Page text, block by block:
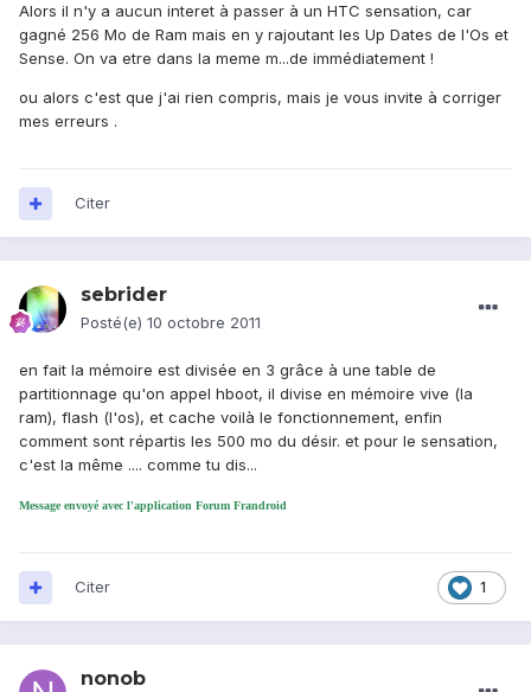
Alors il n'y a aucun interet à passer à un HTC sensation, car
gagné 256 Mo de Ram mais en y rajoutant les Up Dates de l'Os et
Sense. On va etre dans la meme m...de immédiatement !
ou alors c'est que j'ai rien compris, mais je vous invite à corriger
mes erreurs .
Citer
sebrider
Posté(e) 10 octobre 2011
en fait la mémoire est divisée en 3 grâce à une table de
partitionnage qu'on appel hboot, il divise en mémoire vive (la
ram), flash (l'os), et cache voilà le fonctionnement, enfin
comment sont répartis les 500 mo du désir. et pour le sensation,
c'est la même .... comme tu dis...
Message envoyé avec l'application Forum Frandroid
1
Citer
nonob